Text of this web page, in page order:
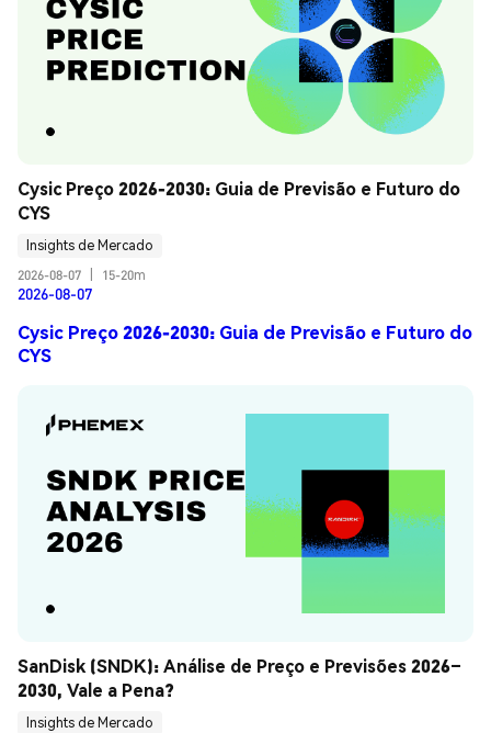
Cysic Preço 2026-2030: Guia de Previsão e Futuro do
CYS
Insights de Mercado
2026-08-07
15-20m
2026-08-07
Cysic Preço 2026-2030: Guia de Previsão e Futuro do
CYS
SanDisk (SNDK): Análise de Preço e Previsões 2026–
2030, Vale a Pena?
Insights de Mercado